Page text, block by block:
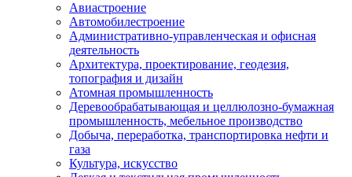
Авиастроение
Автомобилестроение
Административно-управленческая и офисная
деятельность
Архитектура, проектирование, геодезия,
топография и дизайн
Атомная промышленность
Деревообрабатывающая и целлюлозно-бумажная
промышленность, мебельное производство
Добыча, переработка, транспортировка нефти и
газа
Культура, искусство